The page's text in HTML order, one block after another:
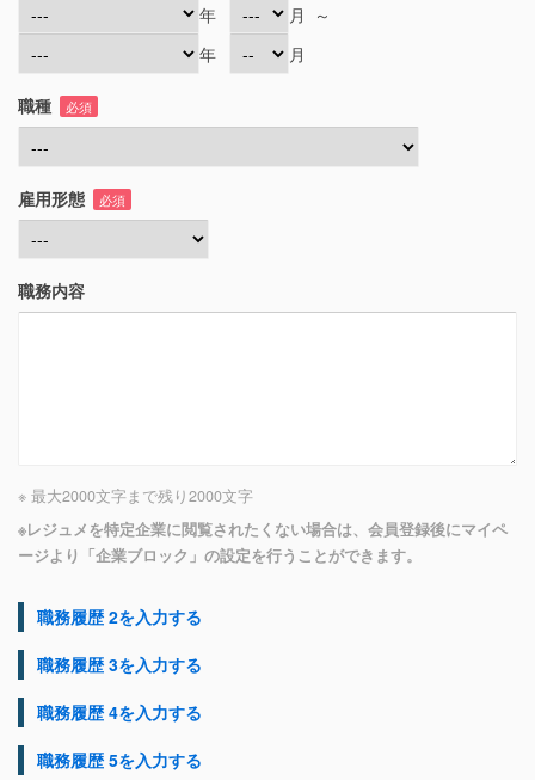
年 月
～
年
月
職種 必須
雇用形態 必須
職務内容
※ 最大2000文字まで残り2000文字
※レジュメを特定企業に閲覧されたくない場合は、会員登録後にマイペ
ージより「企業ブロック」の設定を行うことができます。
職務履歴 2を入力する
職務履歴 3を入力する
職務履歴 4を入力する
職務履歴 5を入力する